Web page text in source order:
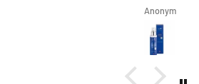
Anonym